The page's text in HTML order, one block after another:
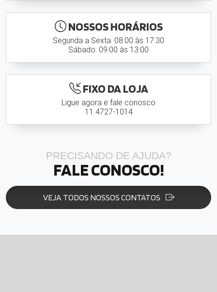
NOSSOS HORÁRIOS
Segunda a Sexta: 08:00 às 17:30
Sábado: 09:00 às 13:00
FIXO DA LOJA
Ligue agora e fale conosco
11 4727-1014
PRECISANDO DE AJUDA?
FALE CONOSCO!
VEJA TODOS NOSSOS CONTATOS